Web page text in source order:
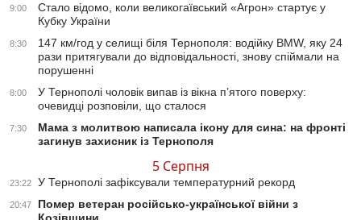
9:00
Стало відомо, коли великогаївський «Агрон» стартує у
Кубку України
8:30
147 км/год у селищі біля Тернополя: водійку BMW, яку 24
рази притягували до відповідальності, знову спіймали на
порушенні
8:00
У Тернополі чоловік випав із вікна п’ятого поверху:
очевидці розповіли, що сталося
7:30
Мама з молитвою написала ікону для сина: на фронті
загинув захисник із Тернополя
5 Серпня
23:22 У Тернополі зафіксували температурний рекорд
20:47
Помер ветеран російсько-української війни з